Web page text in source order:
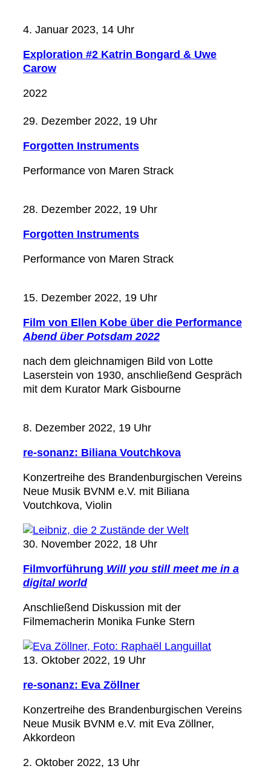
4. Januar 2023, 14 Uhr
Exploration #2 Katrin Bongard & Uwe
Carow
2022
29. Dezember 2022, 19 Uhr
Forgotten Instruments
Performance von Maren Strack
28. Dezember 2022, 19 Uhr
Forgotten Instruments
Performance von Maren Strack
15. Dezember 2022, 19 Uhr
Film von Ellen Kobe über die Performance
Abend über Potsdam 2022
nach dem gleichnamigen Bild von Lotte
Laserstein von 1930, anschließend Gespräch
mit dem Kurator Mark Gisbourne
8. Dezember 2022, 19 Uhr
re-sonanz: Biliana Voutchkova
Konzertreihe des Brandenburgischen Vereins
Neue Musik BVNM e.V. mit Biliana
Voutchkova, Violin
30. November 2022, 18 Uhr
Filmvorführung Will you still meet me in a
digital world
Anschließend Diskussion mit der
Filmemacherin Monika Funke Stern
13. Oktober 2022, 19 Uhr
re-sonanz: Eva Zöllner
Konzertreihe des Brandenburgischen Vereins
Neue Musik BVNM e.V. mit Eva Zöllner,
Akkordeon
2. Oktober 2022, 13 Uhr